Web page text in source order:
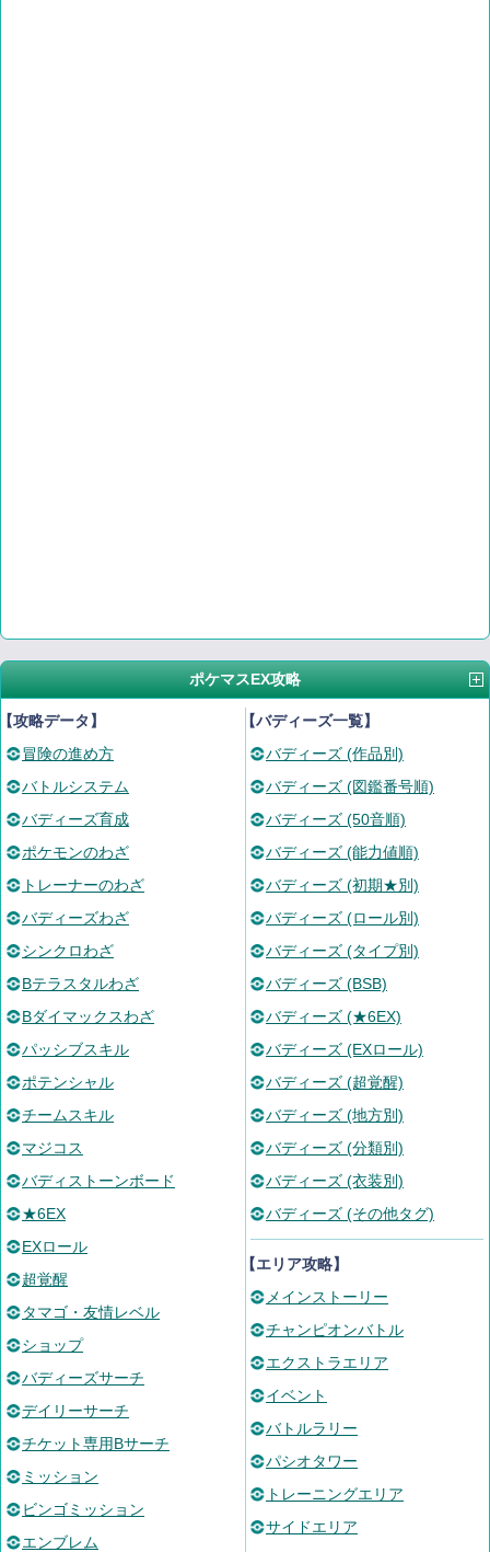
ポケマスEX攻略
攻略データ】
冒険の進め方
バトルシステム
バディーズ育成
ポケモンのわざ
トレーナーのわざ
バディーズわざ
シンクロわざ
Bテラスタルわざ
Bダイマックスわざ
パッシブスキル
ポテンシャル
チームスキル
マジコス
バディストーンボード
★6EX
EXロール
超覚醒
タマゴ・友情レベル
ショップ
バディーズサーチ
デイリーサーチ
チケット専用Bサーチ
ミッション
ビンゴミッション
エンブレム
【バディーズ一覧】
バディーズ (作品別)
バディーズ (図鑑番号順)
バディーズ (50音順)
バディーズ (能力値順)
バディーズ (初期★別)
バディーズ (ロール別)
バディーズ (タイプ別)
バディーズ (BSB)
バディーズ (★6EX)
バディーズ (EXロール)
バディーズ (超覚醒)
バディーズ (地方別)
バディーズ (分類別)
バディーズ (衣装別)
バディーズ (その他タグ)
【エリア攻略】
メインストーリー
チャンピオンバトル
エクストラエリア
イベント
バトルラリー
パシオタワー
トレーニングエリア
サイドエリア